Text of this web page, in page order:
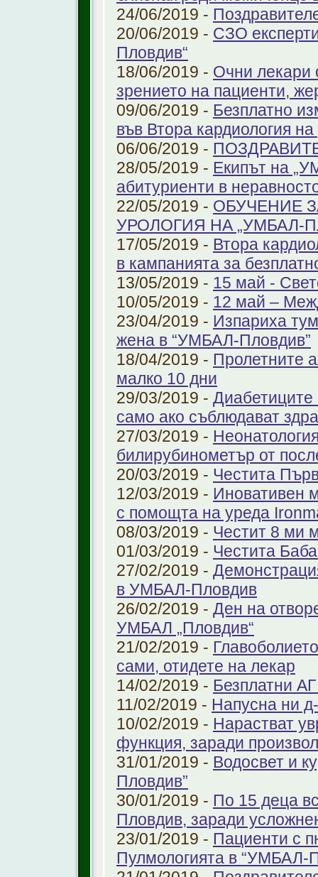
24/06/2019 -
20/06/2019 - СЗО
Пловдив“
18/06/2019 - Очни лекари
зрението на пациенти,
09/06/2019 - Безплатно
във Втора кардиология
06/06/2019 -
28/05/2019 - Екипът на
абитуриенти в
22/05/2019 - ОБУЧЕНИЕ
УРОЛОГИЯ НА „УМБАЛ-
17/05/2019 - Втора
в кампанията за
13/05/2019 - 15 май -
10/05/2019 - 12 май –
23/04/2019 - Изпариха
жена в “УМБАЛ-Пловдив”
18/04/2019 - Пролетните
малко 10 дни
29/03/2019 - Диабетиците
само ако съблюдават
27/03/2019 -
билирубинометър от
20/03/2019 - Честита
12/03/2019 - Иновативен
с помощта на уреда
08/03/2019 - Честит 8 ми
01/03/2019 - Честита
27/02/2019 -
в УМБАЛ-Пловдив
26/02/2019 - Ден на
УМБАЛ „Пловдив“
21/02/2019 -
сами, отидете на лекар
14/02/2019 - Безплатни
11/02/2019 - Напусна ни
10/02/2019 - Нарастват
функция, заради
31/01/2019 - Водосвет и
Пловдив”
30/01/2019 - По 15 деца
Пловдив, заради
23/01/2019 - Пациенти с
Пулмологията в “УМБАЛ-